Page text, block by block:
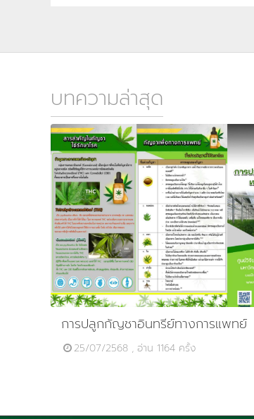
บทความล่าสุด
การปลูกกัญชาอินทรีย์ทางการแพทย์
25/07/2568 , อ่าน 1164 ครั้ง